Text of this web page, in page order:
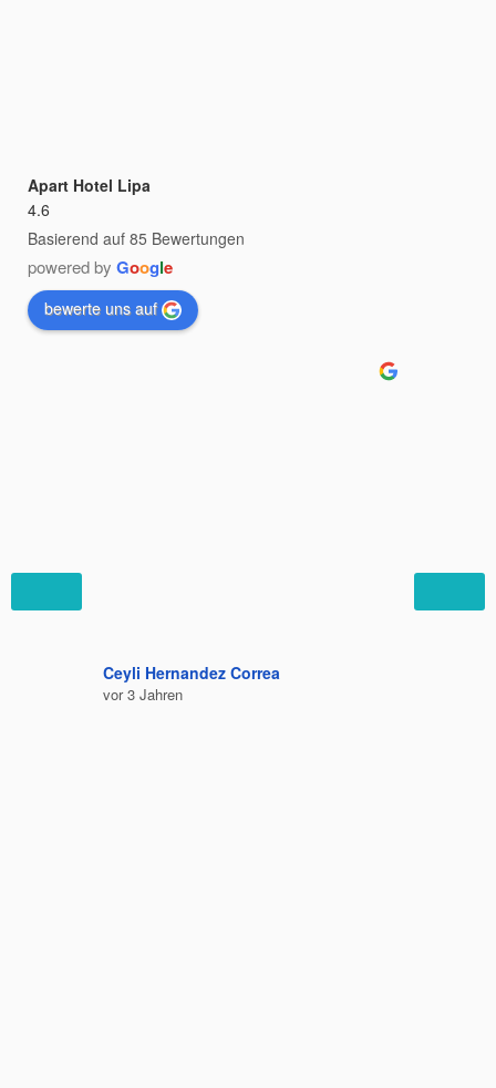
Apart Hotel Lipa
4.6
Basierend auf 85 Bewertungen
powered by Google
bewerte uns auf
Ceyli Hernandez Correa
vor 3 Jahren